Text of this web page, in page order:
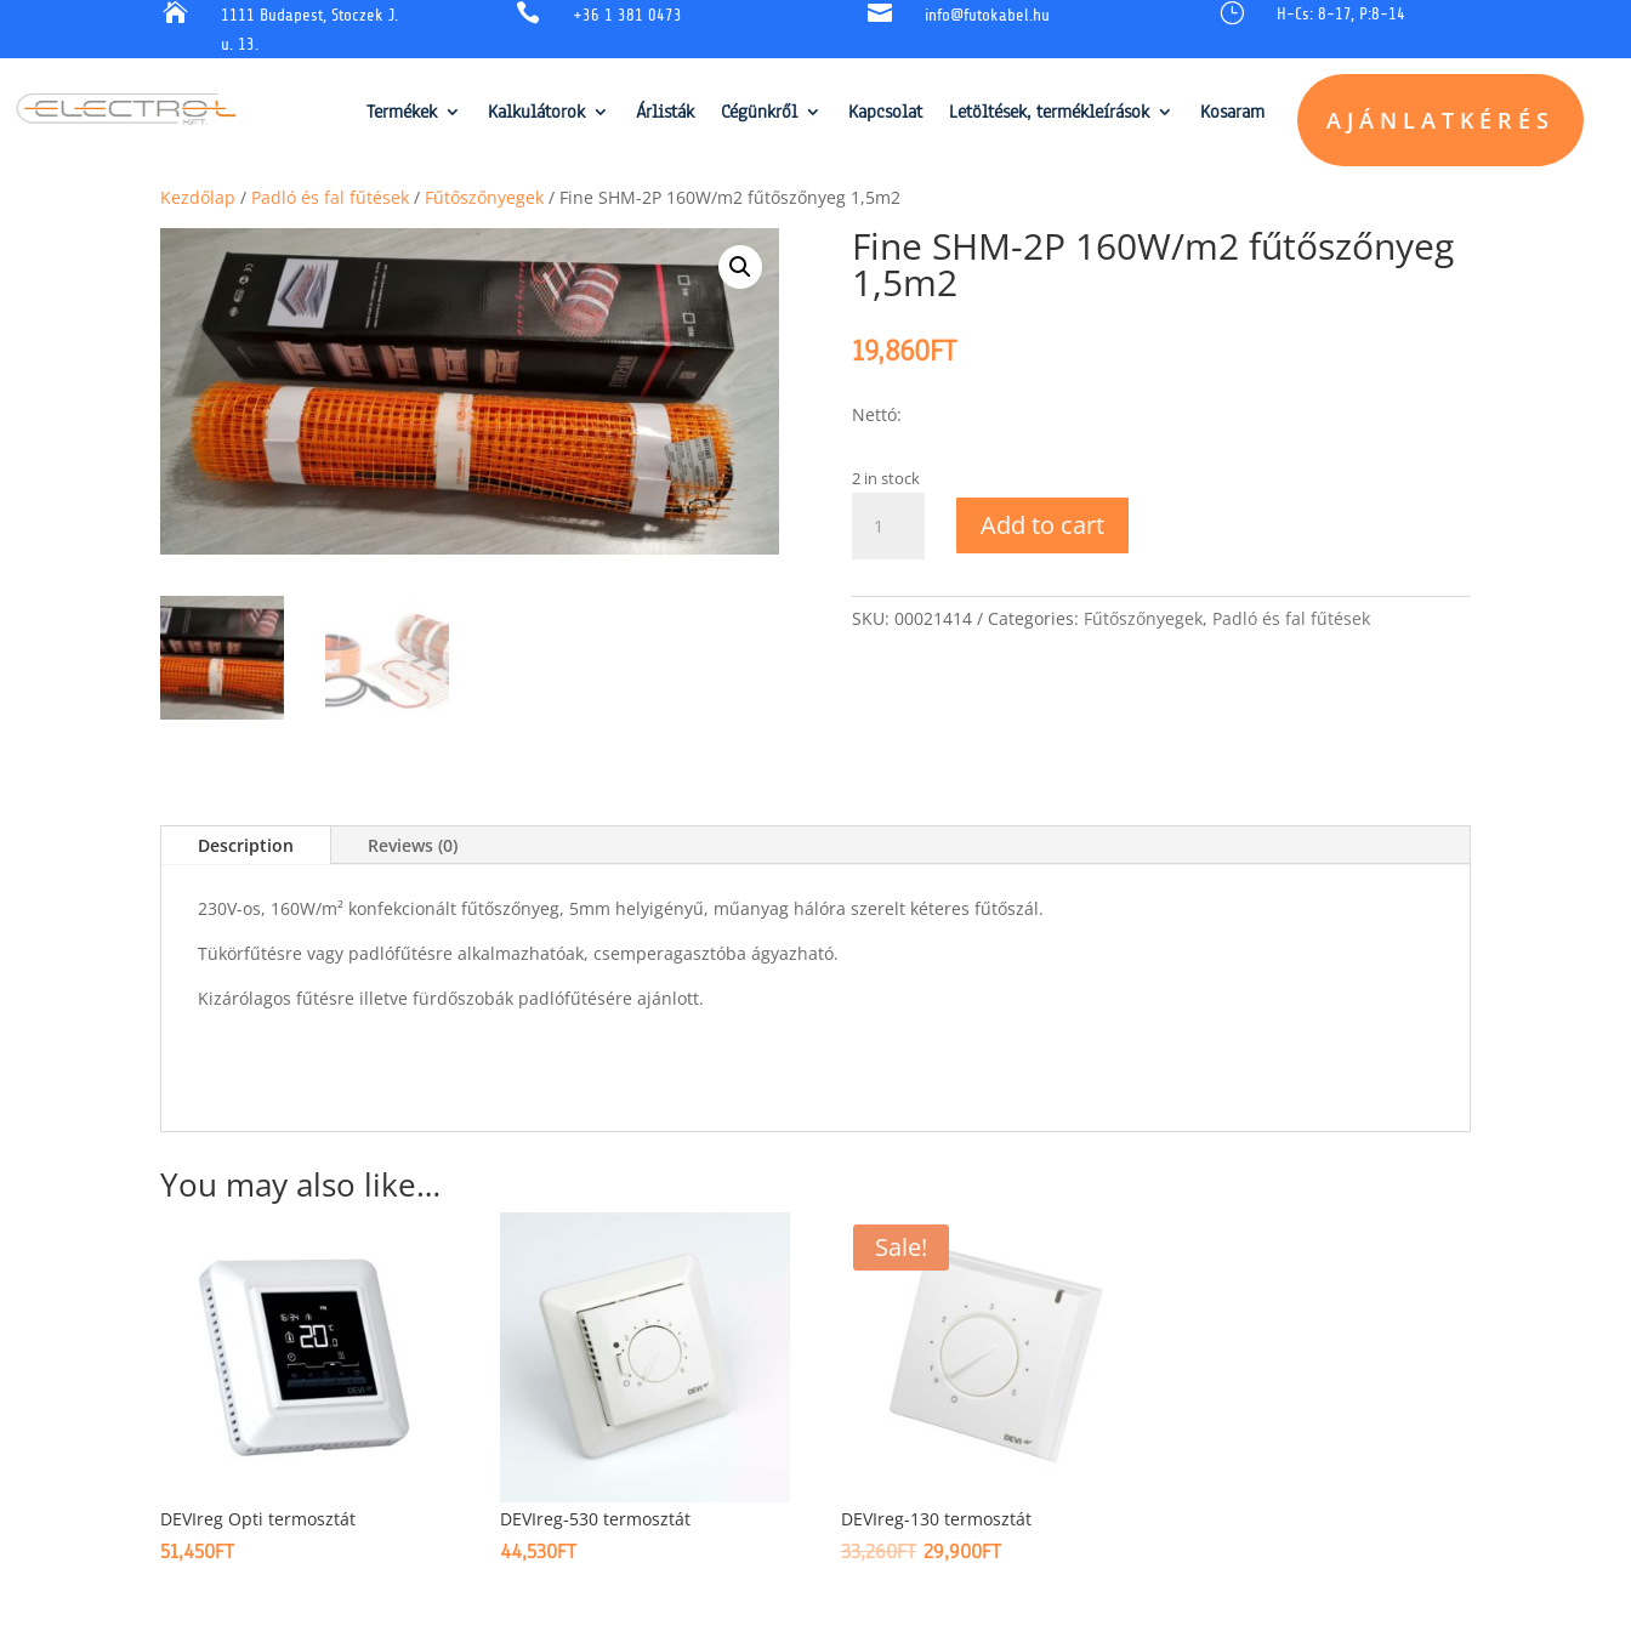

1111 Budapest, Stoczek J.
u. 13.
 +36 1 381 0473  info@futokabel.hu } H-Cs: 8-17, P:8-14
Termékek Kalkulátorok Árlisták Cégünkről Kapcsolat Letöltések, termékleírások Kosaram AJÁNLATKÉRÉS
Kezdőlap / Padló és fal fűtések / Fűtőszőnyegek / Fine SHM-2P 160W/m2 fűtőszőnyeg 1,5m2
Fine SHM-2P 160W/m2 fűtőszőnyeg
1,5m2
19,860FT
Nettó:
2 in stock
SHM-
fűtőszőnyeg
Add to cart
SKU: 00021414 Categories: Fűtőszőnyegek, Padló és fal fűtések
Description Reviews (0)
230V-os, 160W/m² konfekcionált fűtőszőnyeg, 5mm helyigényű, műanyag hálóra szerelt kéteres fűtőszál.
Tükörfűtésre vagy padlófűtésre alkalmazhatóak, csemperagasztóba ágyazható.
Kizárólagos fűtésre illetve fürdőszobák padlófűtésére ajánlott.
You may also like…
DEVIreg Opti termosztát
51,450FT
DEVIreg-530 termosztát
44,530FT
Sale!
DEVIreg-130 termosztát
33,260FT ORIGINAL
29,900FTCURRENT